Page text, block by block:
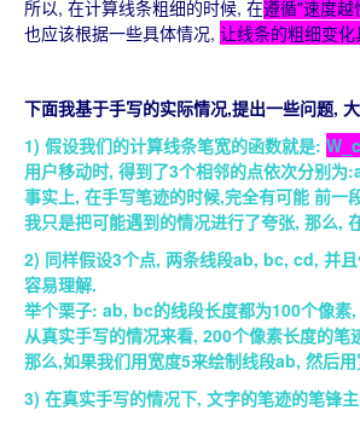
所以, 在计算线条粗细的时候, 在遵循"速度越
也应该根据一些具体情况, 让线条的粗细变
下面我基于手写的实际情况,提出一些问题,
1) 假设我们的计算线条笔宽的函数就是:
用户移动时, 得到了3个相邻的点依次分别
事实上, 在手写笔迹的时候,完全有可能 前一
我只是把可能遇到的情况进行了夸张, 那么,
2) 同样假设3个点, 两条线段ab, bc, cd, 并
容易理解.
举个栗子: ab, bc的线段长度都为100个像
从真实手写的情况来看, 200个像素长度的
那么,如果我们用宽度5来绘制线段ab, 然后
3) 在真实手写的情况下, 文字的笔迹的笔锋